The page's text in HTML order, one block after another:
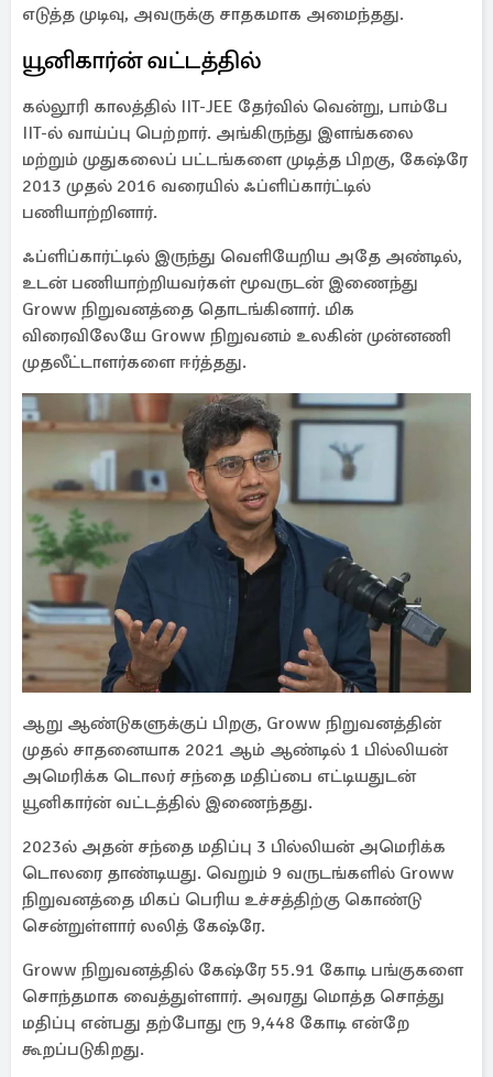
எடுத்த முடிவு, அவருக்கு சாதகமாக அமைந்தது.
யூனிகார்ன் வட்டத்தில்
கல்லூரி காலத்தில் IIT-JEE தேர்வில் வென்று, பாம்பே
IIT-ல் வாய்ப்பு பெற்றார். அங்கிருந்து இளங்கலை
மற்றும் முதுகலைப் பட்டங்களை முடித்த பிறகு, கேஷ்ரே
2013 முதல் 2016 வரையில் ஃப்ளிப்கார்ட்டில்
பணியாற்றினார்.
ஃப்ளிப்கார்ட்டில் இருந்து வெளியேறிய அதே அண்டில்,
உடன் பணியாற்றியவர்கள் மூவருடன் இணைந்து
Groww நிறுவனத்தை தொடங்கினார். மிக
விரைவிலேயே Groww நிறுவனம் உலகின் முன்னணி
முதலீட்டாளர்களை ஈர்த்தது.
ஆறு ஆண்டுகளுக்குப் பிறகு, Groww நிறுவனத்தின்
முதல் சாதனையாக 2021 ஆம் ஆண்டில் 1 பில்லியன்
அமெரிக்க டொலர் சந்தை மதிப்பை எட்டியதுடன்
யூனிகார்ன் வட்டத்தில் இணைந்தது.
2023ல் அதன் சந்தை மதிப்பு 3 பில்லியன் அமெரிக்க
டொலரை தாண்டியது. வெறும் 9 வருடங்களில் Groww
நிறுவனத்தை மிகப் பெரிய உச்சத்திற்கு கொண்டு
சென்றுள்ளார் லலித் கேஷ்ரே.
Groww நிறுவனத்தில் கேஷ்ரே 55.91 கோடி பங்குகளை
சொந்தமாக வைத்துள்ளார். அவரது மொத்த சொத்து
மதிப்பு என்பது தற்போது ரூ 9,448 கோடி என்றே
கூறப்படுகிறது.